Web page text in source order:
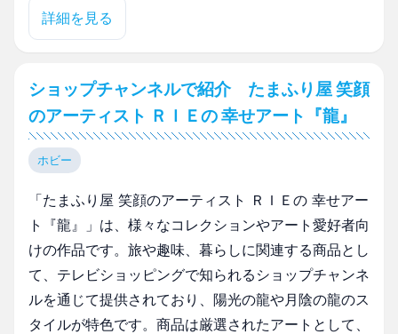
詳細を見る
ショップチャンネルで紹介 たまふり屋 笑顔
のアーティスト ＲＩＥの 幸せアート『龍』
ホビー
「たまふり屋 笑顔のアーティスト ＲＩＥの 幸せアー
ト『龍』」は、様々なコレクションやアート愛好者向
けの作品です。旅や趣味、暮らしに関連する商品とし
て、テレビショッピングで知られるショップチャンネ
ルを通じて提供されており、陽光の龍や月陰の龍のス
タイルが特色です。商品は厳選されたアートとして、